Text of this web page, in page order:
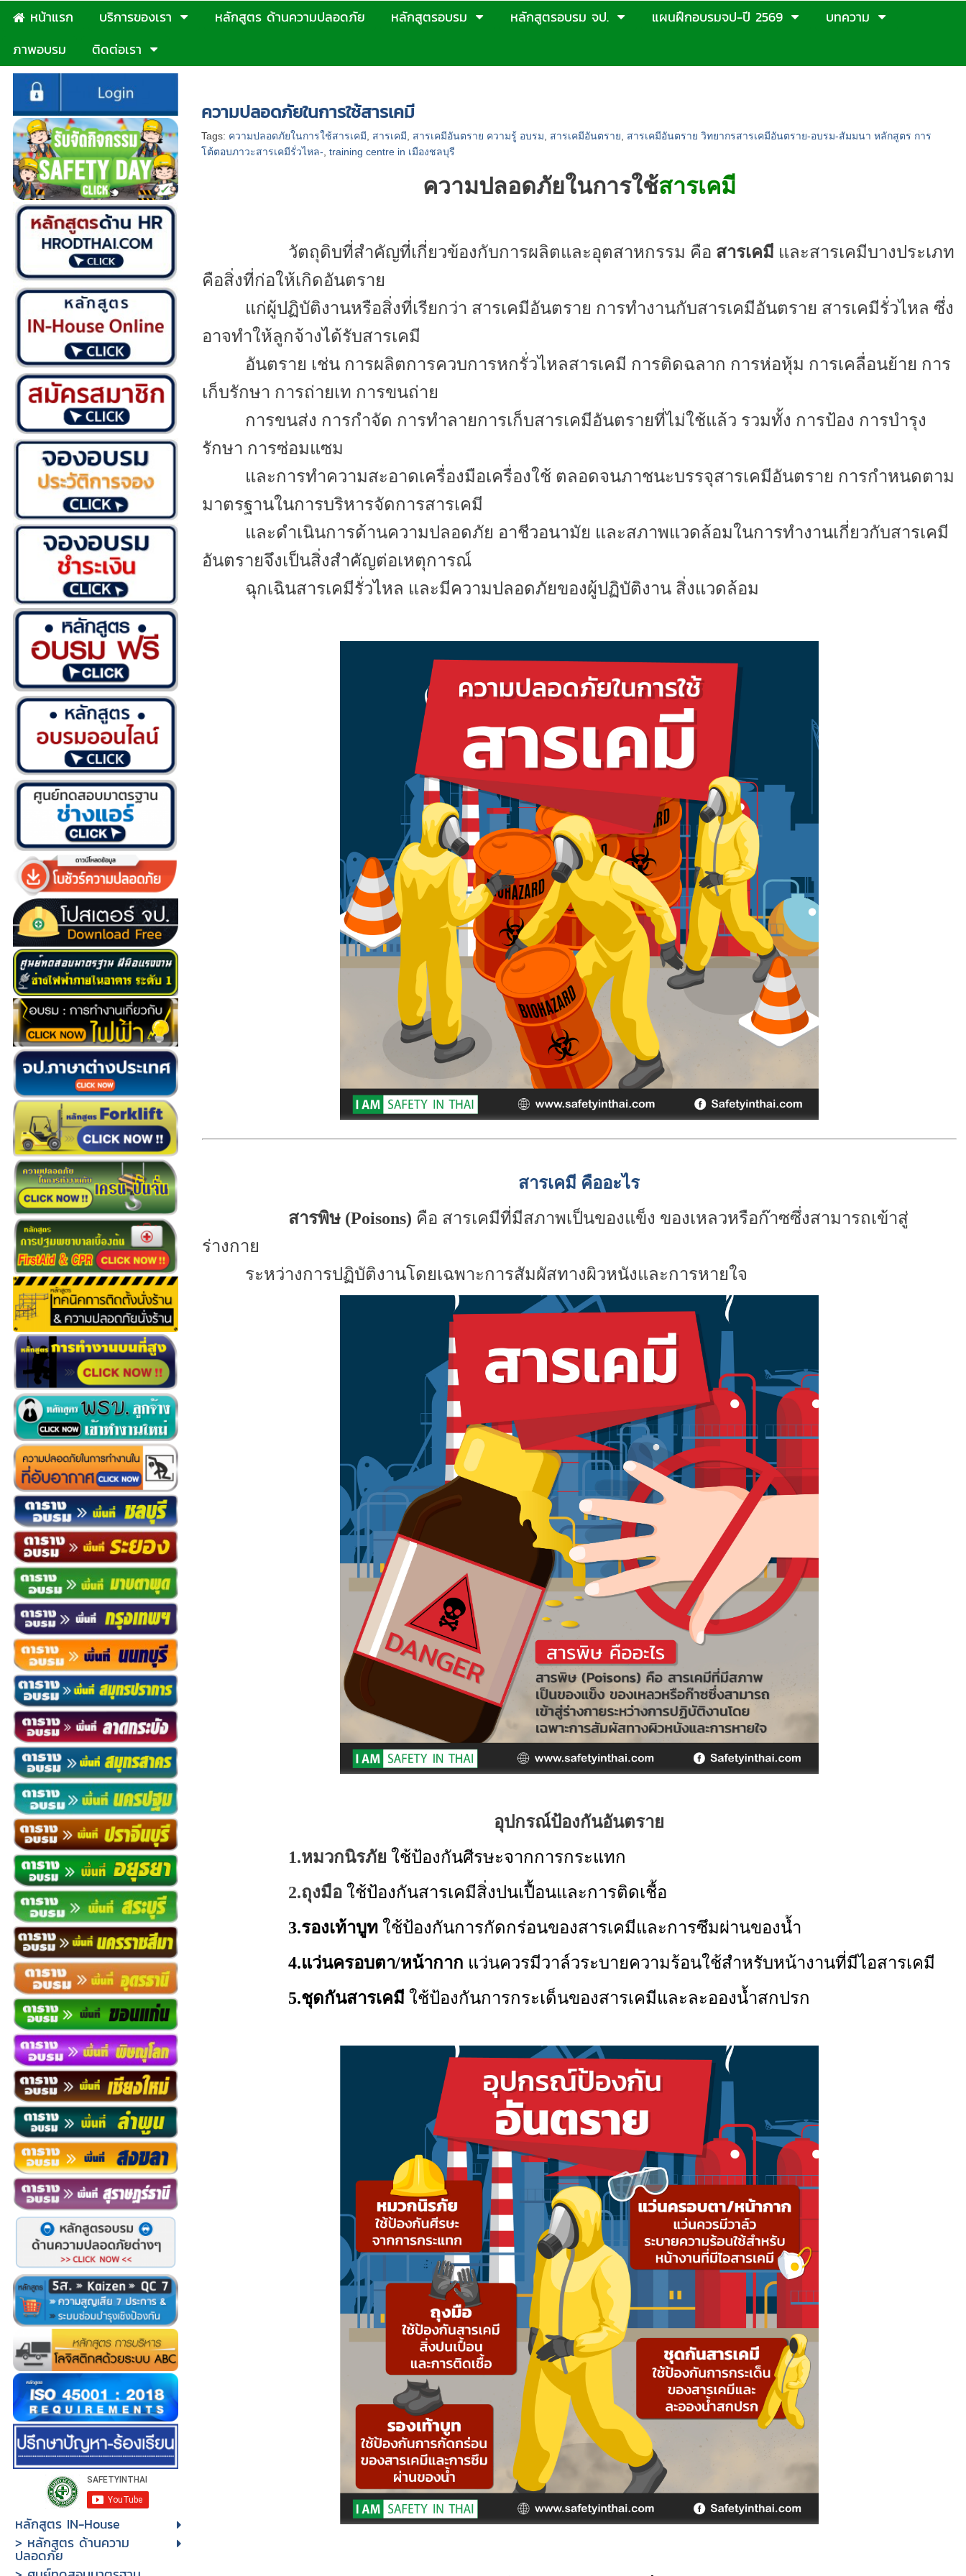
หน้าแรก บริการของเรา หลักสูตร ด้านความปลอดภัย หลักสูตรอบรม หลักสูตรอบรม จป. แผนฝึกอบรมจป-ปี 2569
บทความ
ภาพอบรม
ติดต่อเรา
หลักสูตร IN-House
> หลักสูตร ด้านความ
ปลอดภัย
ความปลอดภัยในการใช้สารเคมี
Tags: ความปลอดภัยในการใช้สารเคมี สารเคมี สารเคมีอันตราย ความรู้ อบรม สารเคมีอันตราย
สารเคมีอันตราย วิทยากรสารเคมีอันตราย-อบรม-สัมมนา หลักสูตร การ
โต้ตอบภาวะสารเคมีรั่วไหล- ,training centre in เมืองชลบุรี
ความปลอดภัยในการใช้สารเคมี
วัตถุดิบที่สำคัญที่เกี่ยวข้องกับการผลิตและอุตสาหกรรม คือ สารเคมี และสารเคมีบางประเภท
คือสิ่งที่ก่อให้เกิดอันตราย
แก่ผู้ปฏิบัติงานหรือสิ่งที่เรียกว่า สารเคมีอันตราย การทำงานกับสารเคมีอันตราย สารเคมีรั่วไหล ซึ่ง
อาจทำให้ลูกจ้างได้รับสารเคมี
อันตราย เช่น การผลิตการควบการหกรั่วไหลสารเคมี การติดฉลาก การห่อหุ้ม การเคลื่อนย้าย การ
เก็บรักษา การถ่ายเท การขนถ่าย
การขนส่ง การกำจัด การทำลายการเก็บสารเคมีอันตรายที่ไม่ใช้แล้ว รวมทั้ง การป้อง การบำรุง
รักษา การซ่อมแซม
และการทำความสะอาดเครื่องมือเครื่องใช้ ตลอดจนภาชนะบรรจุสารเคมีอันตราย การกำหนดตาม
มาตรฐานในการบริหารจัดการสารเคมี
และดำเนินการด้านความปลอดภัย อาชีวอนามัย และสภาพแวดล้อมในการทำงานเกี่ยวกับสารเคมี
อันตรายจึงเป็นสิ่งสำคัญต่อเหตุการณ์
ฉุกเฉินสารเคมีรั่วไหล และมีความปลอดภัยของผู้ปฏิบัติงาน สิ่งแวดล้อม
สารเคมี คืออะไร
สารพิษ (Poisons) คือ สารเคมีที่มีสภาพเป็นของแข็ง ของเหลวหรือก๊าซซึ่งสามารถเข้าสู่
ร่างกาย
ระหว่างการปฏิบัติงานโดยเฉพาะการสัมผัสทางผิวหนังและการหายใจ
อุปกรณ์ป้องกันอันตราย
1.หมวกนิรภัย ใช้ป้องกันศีรษะจากการกระแทก
2.ถุงมือ ใช้ป้องกันสารเคมีสิ่งปนเปื้อนและการติดเชื้อ
3.รองเท้าบูท ใช้ป้องกันการกัดกร่อนของสารเคมีและการซึมผ่านของน้ำ
4.แว่นครอบตา/หน้ากาก แว่นควรมีวาล์วระบายความร้อนใช้สำหรับหน้างานที่มีไอสารเคมี
5.ชุดกันสารเคมี ใช้ป้องกันการกระเด็นของสารเคมีและละอองน้ำสกปรก